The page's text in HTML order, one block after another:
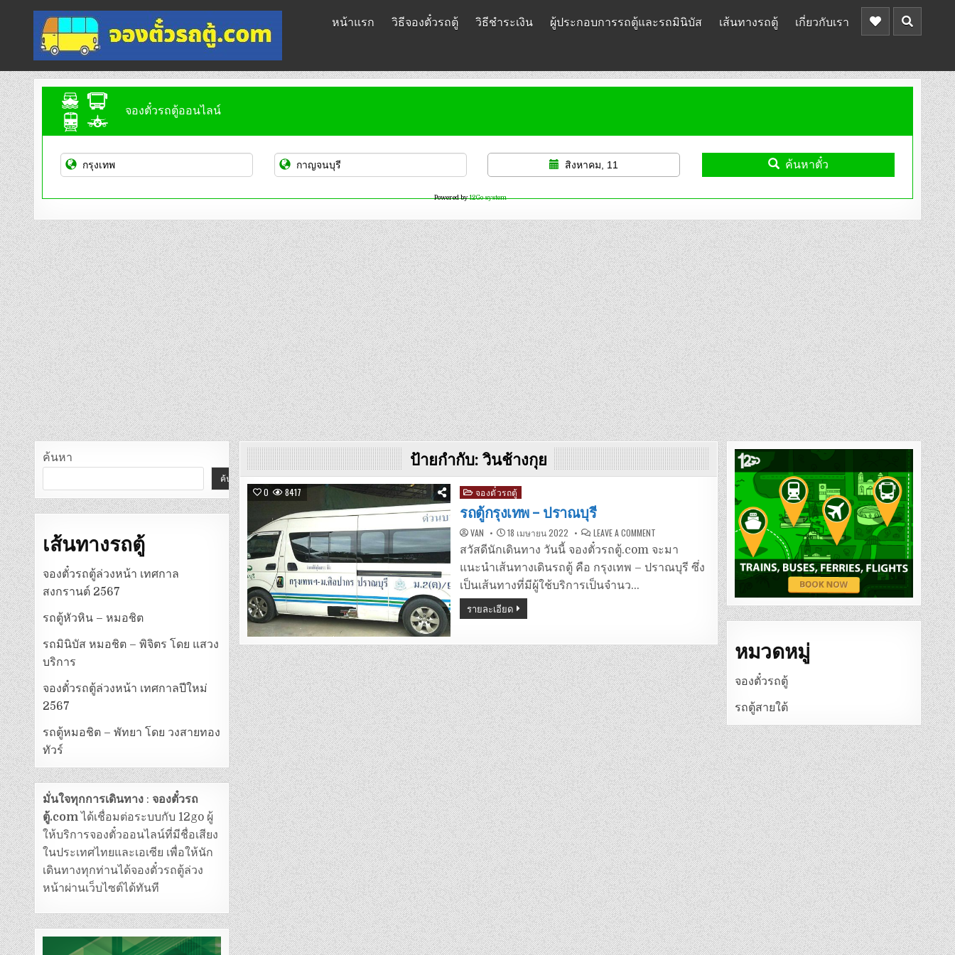
content
จองตั๋วรถตู้ออนไลน์
บริการจองตั๋วรถตู้ออนไลน์
หน้าแรก วิธีจองตั๋วรถตู้ วิธีชำระเงิน ผู้ประกอบการรถตู้และรถมินิบัส เส้นทางรถตู้ เกี่ยวกับเรา
จองตั๋วรถตู้ออนไลน์
สิงหาคม, 11 ค้นหาตั๋ว
Powered by12Go system
ป้ายกำกับ: วินช้างกุย
0 8417
Posted
in
จองตั๋วรถตู้
รถตู้กรุงเทพ – ปราณบุรี
VAN 18 เมษายน 2022 LEAVE A COMMENT
ตู้
กรุงเทพ
–
ปราณบุรี
สวัสดีนักเดินทาง วันนี้ จองตั๋วรถตู้.com จะมา
แนะนำเส้นทางเดินรถตู้ คือ กรุงเทพ – ปราณบุรี ซึ่ง
เป็นเส้นทางที่มีผู้ใช้บริการเป็นจำนว…
รายละเอียด
ค้นหา
ค้นหา
เส้นทางรถตู้
จองตั๋วรถตู้ล่วงหน้า เทศกาล
สงกรานต์ 2567
รถตู้หัวหิน – หมอชิต
รถมินิบัส หมอชิต – พิจิตร โดย แสวง
บริการ
จองตั๋วรถตู้ล่วงหน้า เทศกาลปีใหม่
2567
รถตู้หมอชิต – พัทยา โดย วงสายทอง
ทัวร์
มั่นใจทุกการเดินทาง :จองตั๋วรถ
ตู้.comได้เชื่อมต่อระบบกับ 12go ผู้
ให้บริการจองตั๋วออนไลน์ที่มีชื่อเสียง
ในประเทศไทยและเอเซีย เพื่อให้นัก
เดินทางทุกท่านได้จองตั๋วรถตู้ล่วง
หน้าผ่านเว็บไซต์ได้ทันที
หมวดหมู่
จองตั๋วรถตู้
รถตู้สายใต้